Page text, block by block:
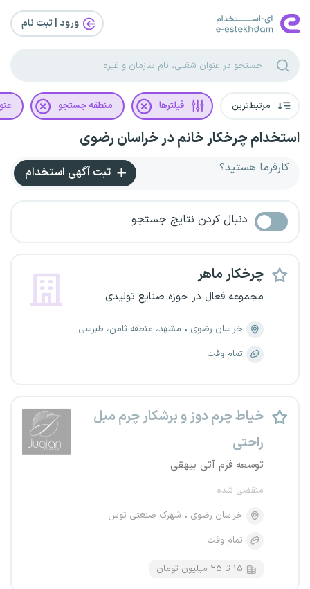
ورود | ثبت‌ نام
مرتبط‌ترین فیلترها منطقه جستجو
استخدام چرخکار خانم در خراسان رضوی
کارفرما هستید؟ ثبت آگهی استخدام
دنبال کردن نتایج جستجو
چرخکار ماهر
مجموعه فعال در حوزه صنایع تولیدی
خراسان رضوی
مشهد، منطقه ثامن، طبرسی
تمام وقت
خیاط چرم دوز و برشکار چرم مبل
راحتی
توسعه فرم آتی بیهقی
منقضی شده
خراسان رضوی
شهرک صنعتی توس
تمام وقت
۱۵ تا ۲۵ میلیون تومان